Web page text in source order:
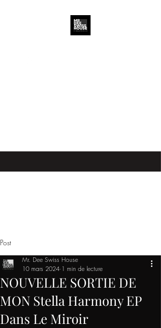
Post
NOUVELLE SORTIE DE
MON Stella Harmony EP
Dans Le Miroir
Mr. Dee Swiss House
10 mars 2024 1 min de lecture